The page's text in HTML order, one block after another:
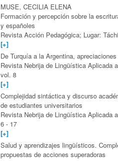
MUSE, CECILIA ELENA
Formación y percepción sobre la
y españoles
Revista Acción Pedagógica; Lugar:
[+]
De Turquía a la Argentina,
Revista Nebrija de Lingüística Aplicada
vol. 8
[+]
Complejidad sintáctica y discurso
de estudiantes universitarios
Revista Nebrija de Lingüística Aplicada
6 - 17
[+]
Salud y aprendizajes lingüísticos.
propuestas de acciones superadoras